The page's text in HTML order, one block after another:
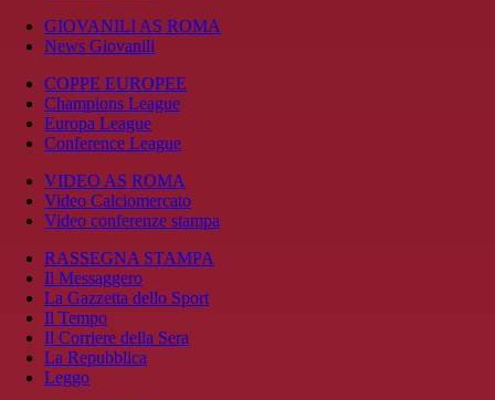
GIOVANILI AS ROMA
News Giovanili
COPPE EUROPEE
Champions League
Europa League
Conference League
VIDEO AS ROMA
Video Calciomercato
Video conferenze stampa
RASSEGNA STAMPA
Il Messaggero
La Gazzetta dello Sport
Il Tempo
Il Corriere della Sera
La Repubblica
Leggo